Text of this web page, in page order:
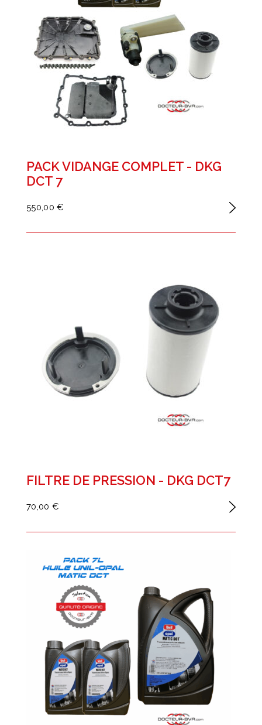
PACK VIDANGE COMPLET - DKG
DCT 7
550,00 €
FILTRE DE PRESSION - DKG DCT7
70,00 €